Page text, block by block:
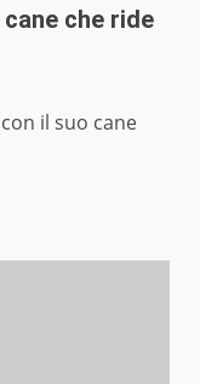
che ride
il suo cane